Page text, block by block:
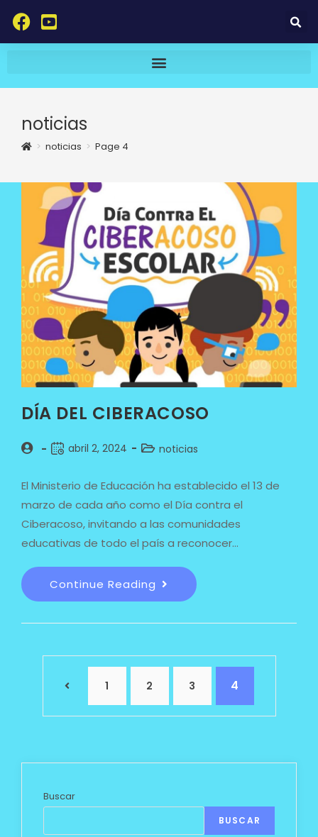
noticias
> noticias > Page 4
DÍA DEL CIBERACOSO
abril 2, 2024 noticias
El Ministerio de Educación ha establecido el 13 de
marzo de cada año como el Día contra el
Ciberacoso, invitando a las comunidades
educativas de todo el país a reconocer…
Continue Reading
1 2 3 4
Buscar
BUSCAR